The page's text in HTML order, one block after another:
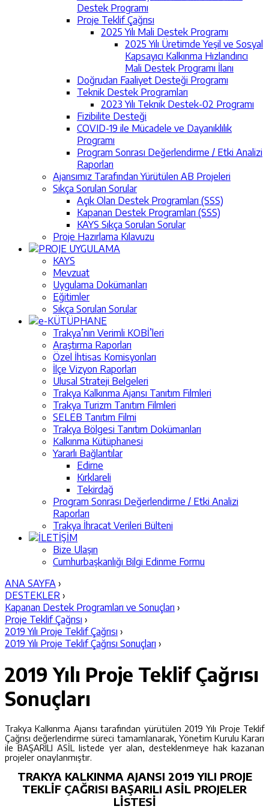
Destek Programı
Proje Teklif Çağrısı
2025 Yılı Mali Destek Programı
2025 Yılı Üretimde Yeşil ve Sosyal
Kapsayıcı Kalkınma Hızlandırıcı
Mali Destek Programı İlanı
Doğrudan Faaliyet Desteği Programı
Teknik Destek Programları
2023 Yılı Teknik Destek-02 Programı
Fizibilite Desteği
COVID-19 ile Mücadele ve Dayanıklılık
Programı
Program Sonrası Değerlendirme / Etki Analizi
Raporları
Ajansımız Tarafından Yürütülen AB Projeleri
Sıkça Sorulan Sorular
Açık Olan Destek Programları (SSS)
Kapanan Destek Programları (SSS)
KAYS Sıkça Sorulan Sorular
Proje Hazırlama Kılavuzu
PROJE UYGULAMA
KAYS
Mevzuat
Uygulama Dokümanları
Eğitimler
Sıkça Sorulan Sorular
e-KÜTÜPHANE
Trakya’nın Verimli KOBİ’leri
Araştırma Raporları
Özel İhtisas Komisyonları
İlçe Vizyon Raporları
Ulusal Strateji Belgeleri
Trakya Kalkınma Ajansı Tanıtım Filmleri
Trakya Turizm Tanıtım Filmleri
SELEB Tanıtım Filmi
Trakya Bölgesi Tanıtım Dokümanları
Kalkınma Kütüphanesi
Yararlı Bağlantılar
Edirne
Kırklareli
Tekirdağ
Program Sonrası Değerlendirme / Etki Analizi
Raporları
Trakya İhracat Verileri Bülteni
İLETİŞİM
Bize Ulaşın
Cumhurbaşkanlığı Bilgi Edinme Formu
ANA SAYFA ›
DESTEKLER ›
Kapanan Destek Programları ve Sonuçları ›
Proje Teklif Çağrısı ›
2019 Yılı Proje Teklif Çağrısı ›
2019 Yılı Proje Teklif Çağrısı Sonuçları ›
2019 Yılı Proje Teklif Çağrısı
Sonuçları
Trakya Kalkınma Ajansı tarafından yürütülen 2019 Yılı Proje Teklif
Çağrısı değerlendirme süreci tamamlanarak, Yönetim Kurulu Kararı
ile BAŞARILI ASİL listede yer alan, desteklenmeye hak kazanan
projeler onaylanmıştır.
TRAKYA KALKINMA AJANSI 2019 YILI PROJE
TEKLİF ÇAĞRISI BAŞARILI ASİL PROJELER
LİSTESİ